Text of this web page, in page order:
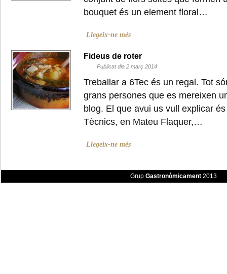
bouquet és un element floral…
Llegeix-ne més
Fideus de roter
Publicat dia 2 març 2014
Treballar a 6Tec és un regal. Tot
grans persones que es mereixen
blog. El que avui us vull explicar
Tècnics, en Mateu Flaquer,…
Llegeix-ne més
Grup Gastronòmicament2013